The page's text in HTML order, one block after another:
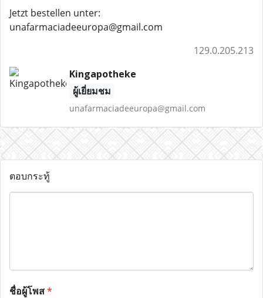
Jetzt bestellen unter:
unafarmaciadeeuropa@gmail.com
129.0.205.213
Kingapotheke
ผู้เยี่ยมชม
unafarmaciadeeuropa@gmail.com
ตอบกระทู้
ชื่อผู้โพส*